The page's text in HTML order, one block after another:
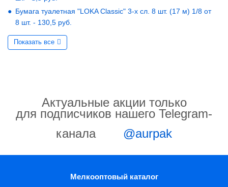
Бумага туалетная "LOKA Classic" 3-х сл. 8 шт. (17 м) 1/8 от
8 шт. - 130,5 руб.
Показать все
Актуальные акции только
для подписчиков нашего Telegram-
канала
@aurpak
Мелкооптовый каталог